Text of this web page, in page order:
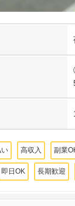
高収入 副業
即日OK 長期歓迎